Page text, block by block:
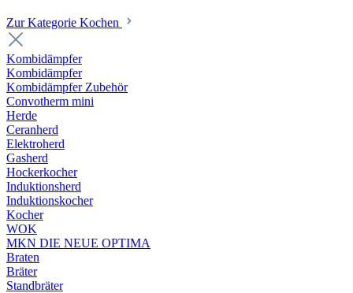
Zur Kategorie Kochen
Kombidämpfer
Kombidämpfer
Kombidämpfer Zubehör
Convotherm mini
Herde
Ceranherd
Elektroherd
Gasherd
Hockerkocher
Induktionsherd
Induktionskocher
Kocher
WOK
MKN DIE NEUE OPTIMA
Braten
Bräter
Standbräter